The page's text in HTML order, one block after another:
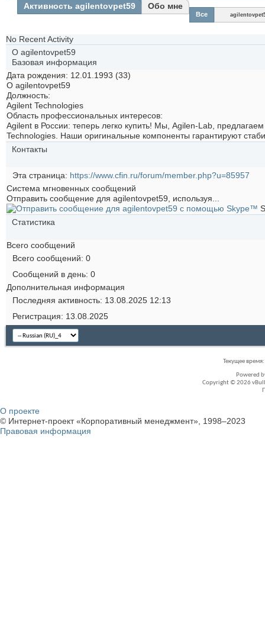
Активность agilentovpet59 Обо мне
Все
No Recent Activity
О agilentovpet59
Базовая информация
Дата рождения
12.01.1993 (33)
О agilentovpet59
Должность:
Agilent Technologies
Область профессиональных интересов:
Agilent в России: теперь легко купить! Мы, Agilen-Lab,
Technologies. Наши оригинальные компоненты гарантируют
Контакты
Эта страница
https://www.cfin.ru/forum/member.php?u=85957
Система мгновенных сообщений
Отправить сообщение для agilentovpet59, используя...
Статистика
Всего сообщений
Всего сообщений 0
Сообщений в день 0
Дополнительная информация
Последняя активность 13.08.2025 12:13
Регистрация
13.08.2025
Текущее время:
Powered
Copyright © 2026
О проекте
© Интернет-проект «Корпоративный менеджмент», 1998–2023
Правовая информация